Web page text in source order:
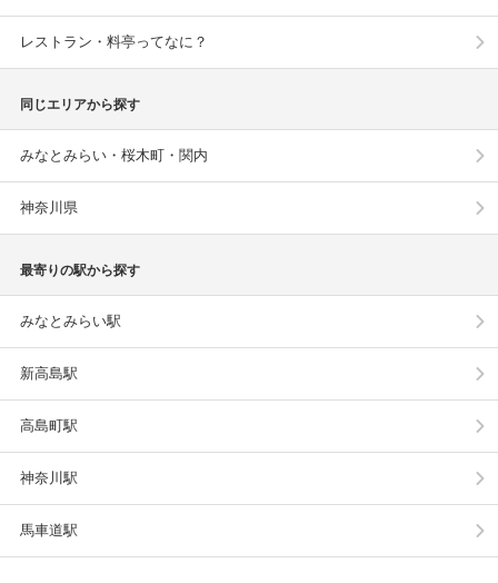
レストラン・料亭ってなに？
同じエリアから探す
みなとみらい・桜木町・関内
神奈川県
最寄りの駅から探す
みなとみらい駅
新高島駅
高島町駅
神奈川駅
馬車道駅